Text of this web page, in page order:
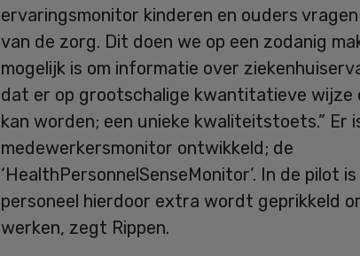
ervaringsmonitor kinderen en ouders
van de zorg. Dit doen we op een zodanig
mogelijk is om informatie over
dat er op grootschalige kwantitatieve wijze
kan worden; een unieke kwaliteitstoets.” Er
medewerkersmonitor ontwikkeld; de
‘HealthPersonnelSenseMonitor’. In de pilot
personeel hierdoor extra wordt geprikkeld
werken, zegt Rippen.